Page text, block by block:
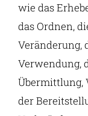
wie das
das Ordnen,
Veränderung,
Verwendung,
Übermittlung,
der